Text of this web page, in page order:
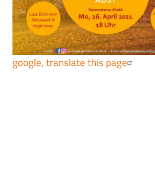
google, translate this page